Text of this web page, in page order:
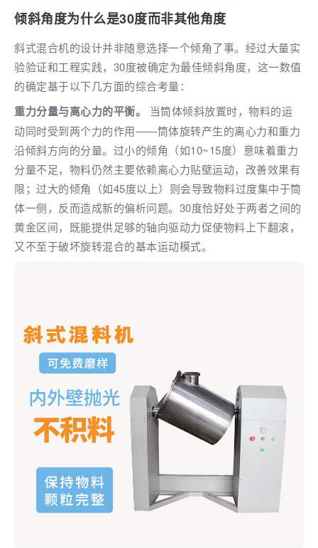
倾斜角度为什么是30度而非其他角度
斜式混合机的设计并非随意选择一个倾角了事。经过大量实
验验证和工程实践，30度被确定为最佳倾斜角度，这一数值
的确定基于以下几方面的综合考量：
重力分量与离心力的平衡。
当筒体倾斜放置时，物料的运
动同时受到两个力的作用——筒体旋转产生的离心力和重力
沿倾斜方向的分量。过小的倾角（如10~15度）意味着重力
分量不足，物料仍然主要依赖离心力贴壁运动，改善效果有
限；过大的倾角（如45度以上）则会导致物料过度集中于筒
体一侧，反而造成新的偏析问题。30度恰好处于两者之间的
黄金区间，既能提供足够的轴向驱动力促使物料上下翻滚，
又不至于破坏旋转混合的基本运动模式。